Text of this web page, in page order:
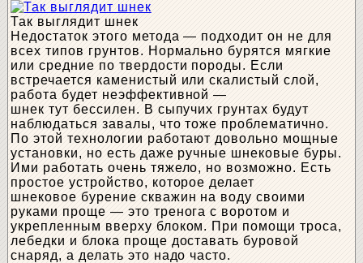
Так выглядит шнек
Недостаток этого метода — подходит он не для
всех типов грунтов. Нормально бурятся мягкие
или средние по твердости породы. Если
встречается каменистый или скалистый слой,
работа будет неэффективной —
шнек тут бессилен. В сыпучих грунтах будут
наблюдаться завалы, что тоже проблематично.
По этой технологии работают довольно мощные
установки, но есть даже ручные шнековые буры.
Ими работать очень тяжело, но возможно. Есть
простое устройство, которое делает
шнековое бурение скважин на воду своими
руками проще — это тренога с воротом и
укрепленным вверху блоком. При помощи троса,
лебедки и блока проще доставать буровой
снаряд, а делать это надо часто.